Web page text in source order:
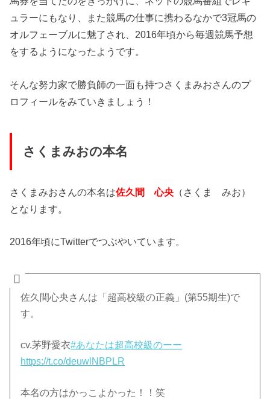
ュラーにもなり、また競馬の仕事に携わるなかで3冠馬の
オルフェーブルに魅了され、2016年頃から毎週競馬予想
をするようになったようです。
そんな努力家で勝負師の一面も持つさくまみおさんのプ
ロフィールをみていきましょう！
さくまみおの本名
さくまみおさんの本名は佐久間 心央 （さくま みお）
となります。
2016年頃にTwitterでつぶやいています。
佐久間心央さんは「超高校級の正義」(第55期生)で
す。
cv.茅野愛衣#あなたは超高校級のーー
https://t.co/deuwlNBPLR
本名の方はかっこよかった！！笑